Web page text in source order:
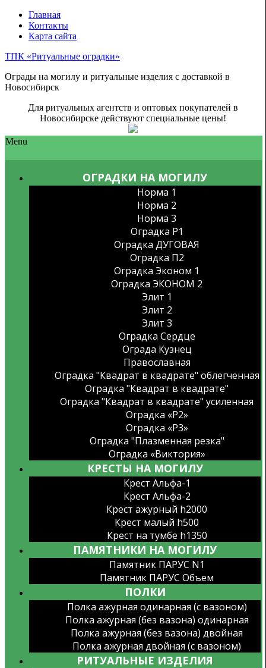
Главная
Контакты
Карта сайта
ТПК «Ритуальные оградки»
Ограды на могилу и ритуальные изделия с доставкой в
Новосибирск
Для ритуальных агентств и оптовых покупателей в
Новосибирске действуют специальные цены!
Menu
ОГРАДКИ НА МОГИЛУ
Норма 1
Норма 2
Норма 3
Оградка P1
Оградка ДУГОВАЯ
Оградка П2
Оградка Эконом 1
Оградка ЭКОНОМ 2
Элит 1
Элит 2
Элит 3
Оградка Сердце
Ограда Кузнец
Православная
Оградка "Квадрат в квадрате" облегченная
Оградка "Квадрат в квадрате"
Оградка "Квадрат в квадрате" усиленная
Оградка «Р2»
Оградка «Р3»
Оградка "Плазменная резка"
Оградка «Виктория»
КРЕСТЫ НА МОГИЛУ
Крест Альфа-1
Крест Альфа-2
Крест ажурный h2000
Крест малый h500
Крест на тумбе h1350
ПАМЯТНИКИ НА МОГИЛУ
Памятник ПАРУС N1
Памятник ПАРУС Объем
ПОЛКИ
Полка ажурная одинарная (с вазоном)
Полка ажурная (без вазона) одинарная
Полка ажурная (без вазона) двойная
Полка ажурная двойная (с вазоном)
РИТУАЛЬНЫЕ ИЗДЕЛИЯ